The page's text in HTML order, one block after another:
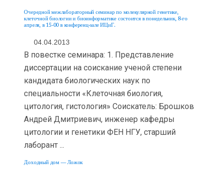
Очередной межлабораторный семинар по молекулярной генетике,
клеточной биологии и биоинформатике состоится в понедельник, 8-го
апреля, в 15-00 в конференц-зале ИЦиГ.
04.04.2013
В повестке семинара: 1. Представление
диссертации на соискание ученой степени
кандидата биологических наук по
специальности «Клеточная биология,
цитология, гистология» Соискатель: Брошков
Андрей Дмитриевич, инженер кафедры
цитологии и генетики ФЕН НГУ, старший
лаборант ...
Доходный дом — Ложок